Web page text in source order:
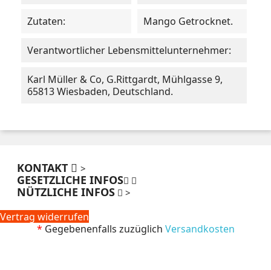
Zutaten: Mango Getrocknet.
Verantwortlicher Lebensmittelunternehmer:
Karl Müller & Co, G.Rittgardt, Mühlgasse 9,
65813 Wiesbaden, Deutschland.
KONTAKT >
GESETZLICHE INFOS
NÜTZLICHE INFOS
>
Vertrag widerrufen
* Gegebenenfalls zuzüglich Versandkosten